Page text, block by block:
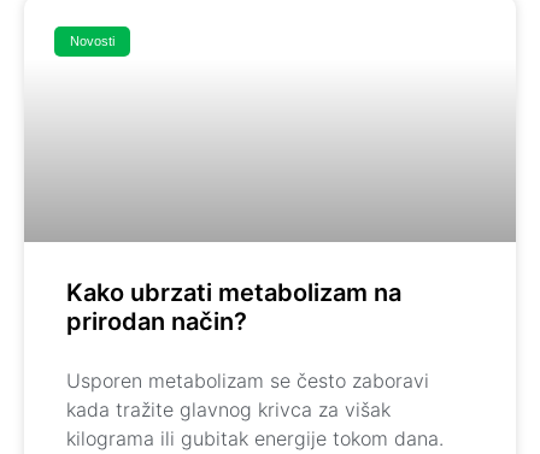
Novosti
Kako ubrzati metabolizam na
prirodan način?
Usporen metabolizam se često zaboravi
kada tražite glavnog krivca za višak
kilograma ili gubitak energije tokom dana.